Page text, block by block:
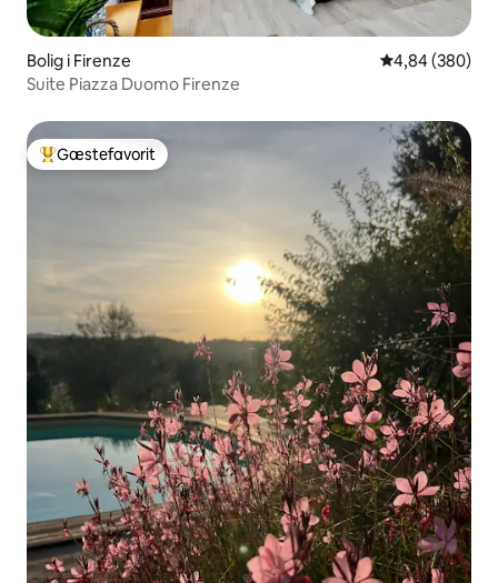
Bolig i Firenze 4,84 ud af 5 i
4,84 (380)
Suite Piazza Duomo Firenze
Bedste gæstefavorit
Gæstefavorit